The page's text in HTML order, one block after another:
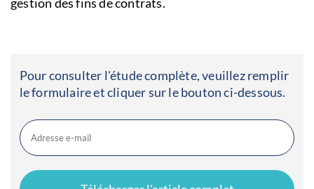
Pour consulter l'étude complète, veuillez remplir
le formulaire et cliquer sur le bouton ci-dessous.